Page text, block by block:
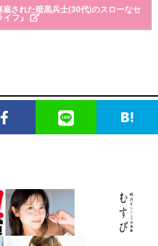
された暗黒兵士(30代)のスローなセ
イフ』